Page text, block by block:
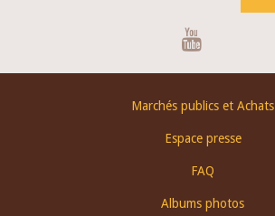
Marchés publics et Achats
Espace presse
FAQ
Albums photos